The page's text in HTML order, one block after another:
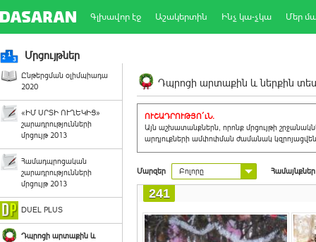
Գլխավոր էջ Աշակերտին Ինչ կա-չկա Մեր
Մրցույթներ
Ընթերցման օլիմպիադա
2020
«ԻՄ ՍՐՏԻ ՈՒՂԵԿԻՑ»
շարադրությունների
մրցույթ 2013
Համադպրոցական
շարադրությունների
մրցույթ 2013
DUEL PLUS
Դպրոցի արտաքին և
Դպրոցի արտաքին և ներքին
ՈՒՇԱԴՐՈՒԹՅՈ´ւՆ.
Այն աշխատանքներն, որոնք մրցույթի
արդյուքների ամփոփման ժամանակ
Բոլորը
Մարզեր Համայնքներ
241